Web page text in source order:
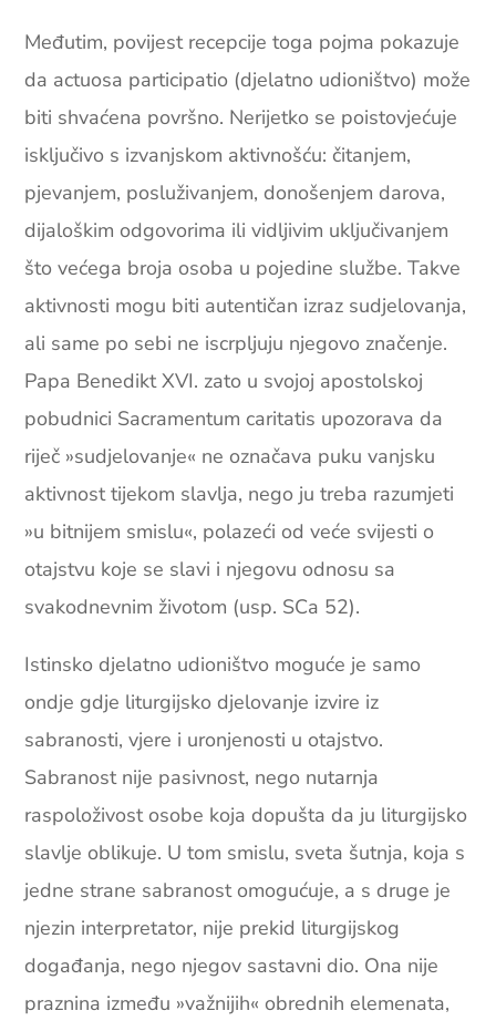
Međutim, povijest recepcije toga pojma pokazuje
da actuosa participatio (djelatno udioništvo) može
biti shvaćena površno. Nerijetko se poistovjećuje
isključivo s izvanjskom aktivnošću: čitanjem,
pjevanjem, posluživanjem, donošenjem darova,
dijaloškim odgovorima ili vidljivim uključivanjem
što većega broja osoba u pojedine službe. Takve
aktivnosti mogu biti autentičan izraz sudjelovanja,
ali same po sebi ne iscrpljuju njegovo značenje.
Papa Benedikt XVI. zato u svojoj apostolskoj
pobudnici Sacramentum caritatis upozorava da
riječ »sudjelovanje« ne označava puku vanjsku
aktivnost tijekom slavlja, nego ju treba razumjeti
»u bitnijem smislu«, polazeći od veće svijesti o
otajstvu koje se slavi i njegovu odnosu sa
svakodnevnim životom (usp. SCa 52).
Istinsko djelatno udioništvo moguće je samo
ondje gdje liturgijsko djelovanje izvire iz
sabranosti, vjere i uronjenosti u otajstvo.
Sabranost nije pasivnost, nego nutarnja
raspoloživost osobe koja dopušta da ju liturgijsko
slavlje oblikuje. U tom smislu, sveta šutnja, koja s
jedne strane sabranost omogućuje, a s druge je
njezin interpretator, nije prekid liturgijskog
događanja, nego njegov sastavni dio. Ona nije
praznina između »važnijih« obrednih elemenata,